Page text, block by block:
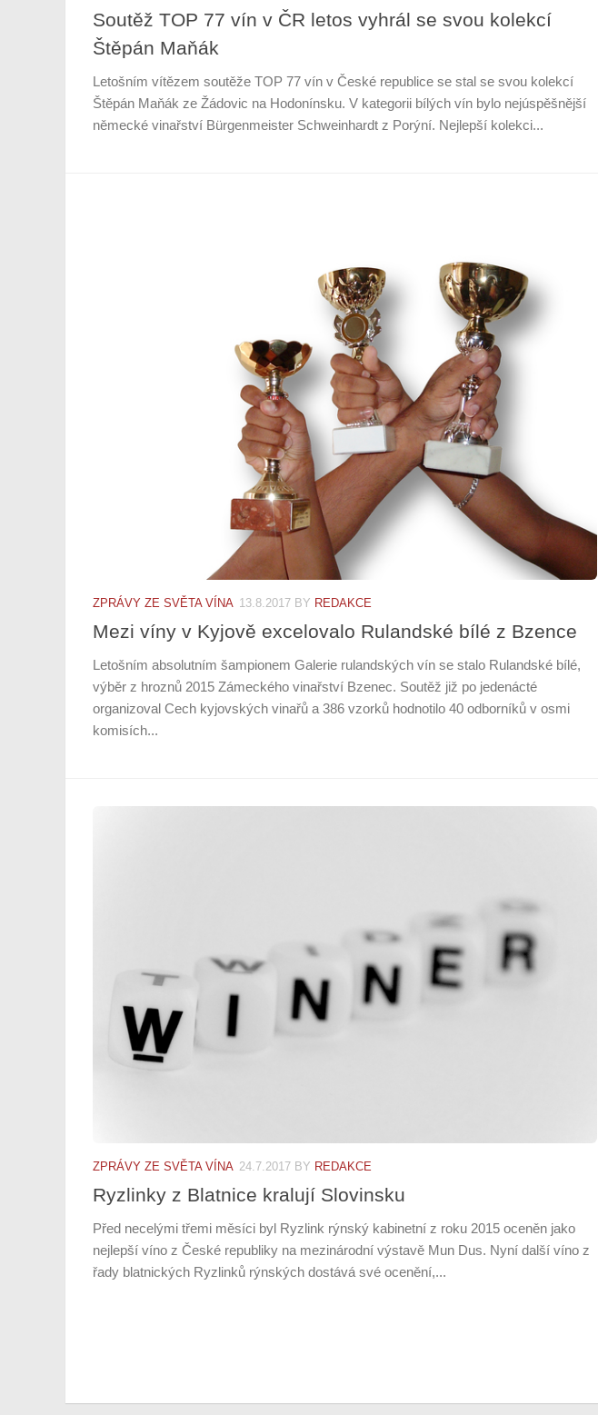
Soutěž TOP 77 vín v ČR letos vyhrál se svou kolekcí
Štěpán Maňák
Letošním vítězem soutěže TOP 77 vín v České republice se stal se svou kolekcí
Štěpán Maňák ze Žádovic na Hodonínsku. V kategorii bílých vín bylo nejúspěšnější
německé vinařství Bürgenmeister Schweinhardt z Porýní. Nejlepší kolekci...
ZPRÁVY ZE SVĚTA VÍNA 13.8.2017 BY REDAKCE
Mezi víny v Kyjově excelovalo Rulandské bílé z Bzence
Letošním absolutním šampionem Galerie rulandských vín se stalo Rulandské bílé,
výběr z hroznů 2015 Zámeckého vinařství Bzenec. Soutěž již po jedenácté
organizoval Cech kyjovských vinařů a 386 vzorků hodnotilo 40 odborníků v osmi
komisích...
ZPRÁVY ZE SVĚTA VÍNA 24.7.2017 BY REDAKCE
Ryzlinky z Blatnice kralují Slovinsku
Před necelými třemi měsíci byl Ryzlink rýnský kabinetní z roku 2015 oceněn jako
nejlepší víno z České republiky na mezinárodní výstavě Mun Dus. Nyní další víno z
řady blatnických Ryzlinků rýnských dostává své ocenění,...